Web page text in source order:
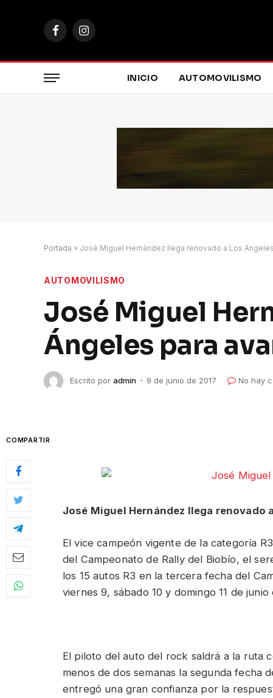
FacebookInstagram
INICIO AUTOMOVILISMO
Portada » José Miguel Hernández llega renovado a Los
AUTOMOVILISMO
José Miguel
Ángeles para
Escrito por admin 9 de junio de 2017 No hay
COMPARTIR
José Miguel Hernández llega renovado
El vice campeón vigente de la categoría
del Campeonato de Rally del Biobío, el
los 15 autos R3 en la tercera fecha del
viernes 9, sábado 10 y domingo 11 de
El piloto del auto del rock saldrá a la ruta
menos de dos semanas la segunda fecha
entregó una gran confianza por la